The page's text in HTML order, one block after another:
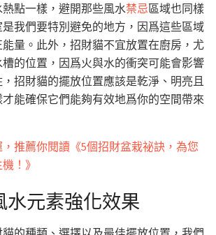
點一樣，避開那些風水禁忌區域也同樣
我們要特別避免的地方，因爲這些區域
量。此外，招財貓不宜放置在廚房，尤
的位置，因爲火與水的衝突可能會影響
招財貓的擺放位置應該是乾淨、明亮且
能確保它們能夠有效地爲你的空間帶來
推薦你閱讀《5個招財盆栽祕訣，為您
！》
水元素強化效果